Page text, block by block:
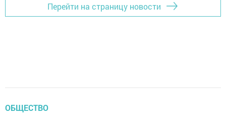
Перейти на страницу новости
ОБЩЕСТВО